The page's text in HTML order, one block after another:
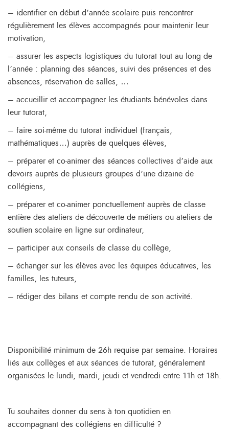
– identifier en début d’année scolaire puis rencontrer
régulièrement les élèves accompagnés pour maintenir leur
motivation,
– assurer les aspects logistiques du tutorat tout au long de
l’année : planning des séances, suivi des présences et des
absences, réservation de salles, …
– accueillir et accompagner les étudiants bénévoles dans
leur tutorat,
– faire soi-même du tutorat individuel (français,
mathématiques…) auprès de quelques élèves,
– préparer et co-animer des séances collectives d’aide aux
devoirs auprès de plusieurs groupes d’une dizaine de
collégiens,
– préparer et co-animer ponctuellement auprès de classe
entière des ateliers de découverte de métiers ou ateliers de
soutien scolaire en ligne sur ordinateur,
– participer aux conseils de classe du collège,
– échanger sur les élèves avec les équipes éducatives, les
familles, les tuteurs,
– rédiger des bilans et compte rendu de son activité.
Disponibilité minimum de 26h requise par semaine. Horaires
liés aux collèges et aux séances de tutorat, généralement
organisées le lundi, mardi, jeudi et vendredi entre 11h et 18h.
Tu souhaites donner du sens à ton quotidien en
accompagnant des collégiens en difficulté ?